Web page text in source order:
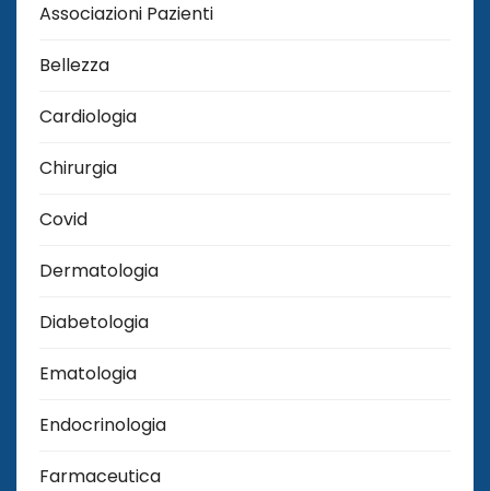
Associazioni Pazienti
Bellezza
Cardiologia
Chirurgia
Covid
Dermatologia
Diabetologia
Ematologia
Endocrinologia
Farmaceutica